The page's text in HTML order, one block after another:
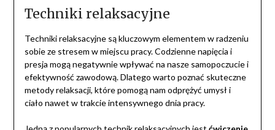
Techniki relaksacyjne
Techniki relaksacyjne są kluczowym elementem w radzeniu
sobie ze stresem w miejscu pracy. Codzienne napięcia i
presja mogą negatywnie wpływać na nasze samopoczucie i
efektywność zawodową. Dlatego warto poznać skuteczne
metody relaksacji, które pomogą nam odprężyć umysł i
ciało nawet w trakcie intensywnego dnia pracy.